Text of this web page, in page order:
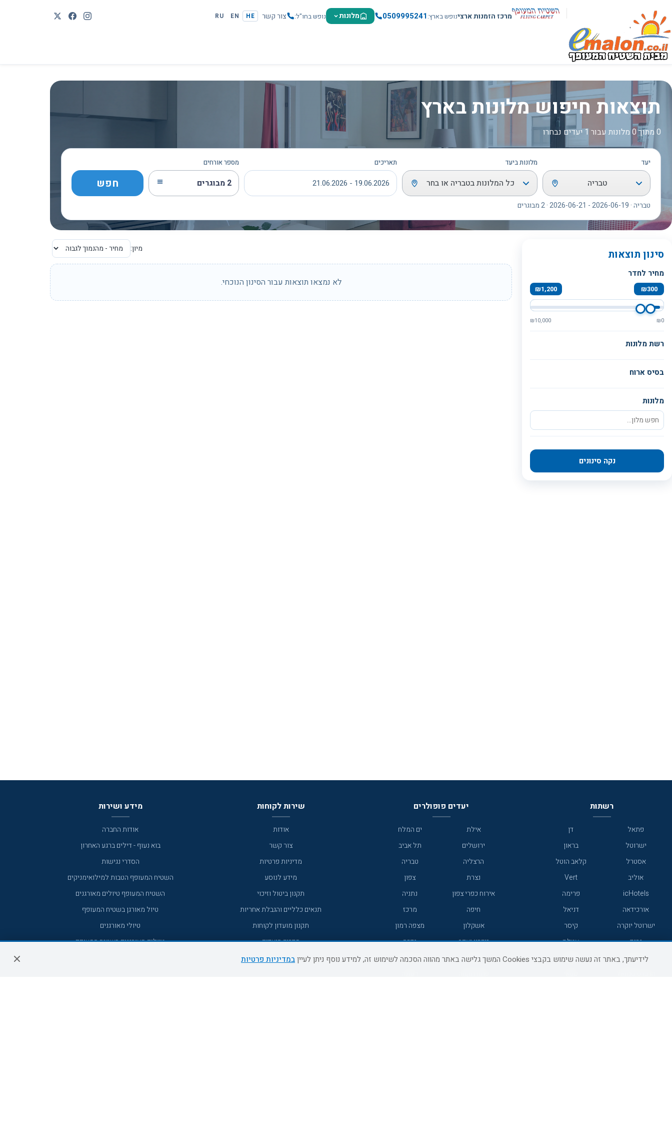
מרכז הזמנות ארצינופש בארץ 0509995241 מלונות נופש בחו"ל צור קשר HE
EN
RU
תוצאות חיפוש מלונות בארץ
0 מתוך 0 מלונות עבור 1 יעדים נבחרו
יעד
טבריה
מלונות ביעד
כל המלונות בטבריה או בחר
תאריכים
19.06.2026 - 21.06.2026
מספר אורחים
2 מבוגרים חפש
טבריה · 2026-06-19 - 2026-06-21 · 2 מבוגרים
מיון:
לא נמצאו תוצאות עבור הסינון הנוכחי.
סינון תוצאות
מחיר לחדר
₪300
₪1,200
₪0
₪10,000
רשת מלונות
בסיס ארוח
מלונות
נקה סינונים
רשתות
פתאל
דן
ישרוטל
בראון
אסטרל
קלאב הוטל
אוליב
Vert
icHotels
פרימה
אורכידאה
דניאל
ישרוטל יוקרה
קיסר
גרנד
אטלס
7 מיינדס
סמארט
יעדים פופולרים
אילת
ים המלח
ירושלים
תל אביב
הרצליה
טבריה
נצרת
צפון
אירוח כפרי צפון
נתניה
חיפה
מרכז
אשקלון
מצפה רמון
זיכרון יעקב
גדרה
קיסריה
גליל מערבי
שירות לקוחות
אודות
צור קשר
מדיניות פרטיות
מידע לנוסע
תקנון ביטול וזיכוי
תנאים כלליים והגבלת אחריות
תקנון מועדון לקוחות
מדריך היעדים
מידע ושירות
אודות החברה
בוא נעוף - דילים ברגע האחרון
הסדרי נגישות
השטיח המעופף הטבות למילואימניקים
השטיח המעופף טיולים מאורגנים
טיול מאורגן בשטיח המעופף
טיולי מאורגנים
טיולים מאורגנים השטיח המעופף
לידיעתך, באתר זה נעשה שימוש בקבצי Cookies המשך גלישה באתר מהווה הסכמה לשימוש זה, למידע נוסף ניתן לעיין במדיניות פרטיות